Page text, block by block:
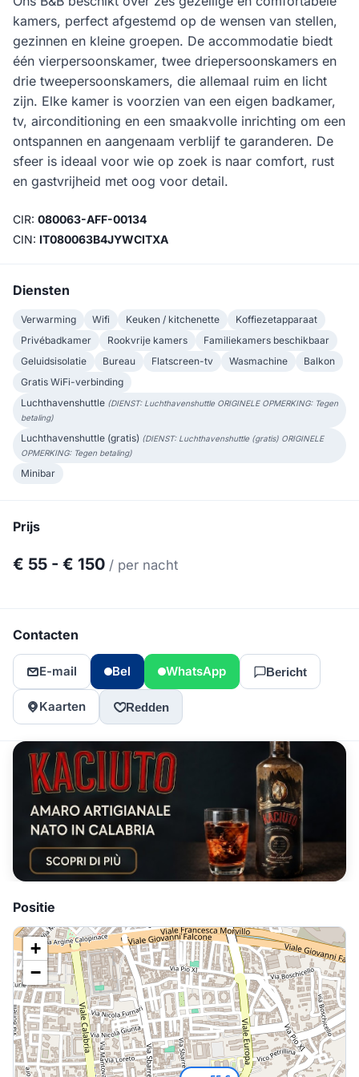
kamers, perfect afgestemd op de wensen van stellen,
gezinnen en kleine groepen. De accommodatie biedt
één vierpersoonskamer, twee driepersoonskamers en
drie tweepersoonskamers, die allemaal ruim en licht
zijn. Elke kamer is voorzien van een eigen badkamer,
tv, airconditioning en een smaakvolle inrichting om een
ontspannen en aangenaam verblijf te garanderen. De
sfeer is ideaal voor wie op zoek is naar comfort, rust
en gastvrijheid met oog voor detail.
CIR: 080063-AFF-00134
CIN: IT080063B4JYWCITXA
Diensten
Verwarming Wifi Keuken / kitchenette
Koffiezetapparaat
Privébadkamer
Rookvrije kamers
Familiekamers beschikbaar
Geluidsisolatie
Bureau Flatscreen-tv Wasmachine
Balkon
Gratis WiFi-verbinding
Luchthavenshuttle (DIENST: Luchthavenshuttle ORIGINELE OPMERKING: Tegen
betaling)
Luchthavenshuttle (gratis) (DIENST: Luchthavenshuttle (gratis) ORIGINELE
OPMERKING: Tegen betaling)
Minibar
Prijs
€ 55 - € 150 / per nacht
Contacten
E-mail Bel WhatsApp Bericht
Kaarten Redden
Positie
+
−